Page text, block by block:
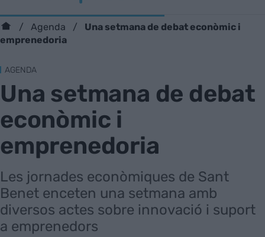
Agenda
Una setmana de debat econòmic i
emprenedoria
AGENDA
Una setmana de debat
econòmic i
emprenedoria
Les jornades econòmiques de Sant
Benet enceten una setmana amb
diversos actes sobre innovació i suport
a emprenedors